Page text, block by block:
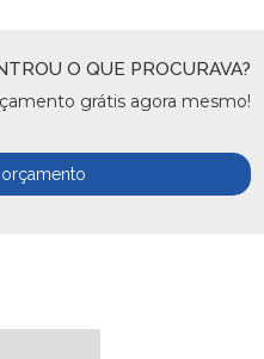
O QUE PROCURAVA?
grátis agora mesmo!